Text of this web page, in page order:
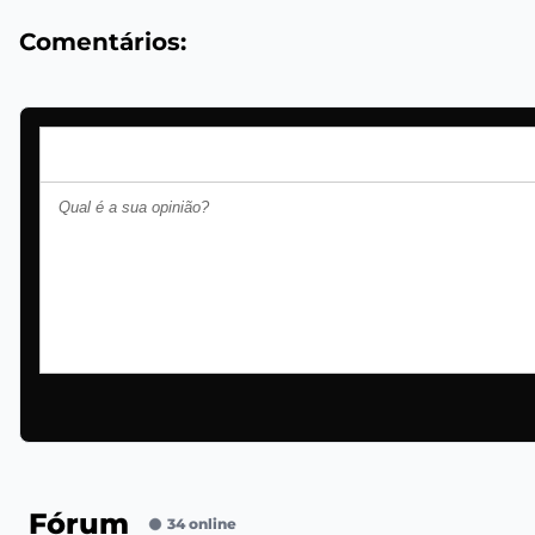
Comentários:
Fórum 34 online